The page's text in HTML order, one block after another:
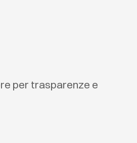
per trasparenze e